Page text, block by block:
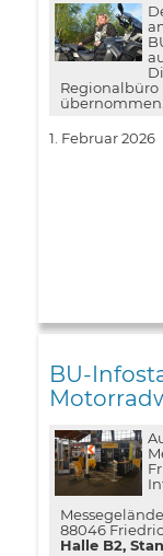
Regionalbüro
übernommen.
1. Februar 2026
BU-
88046
Halle B2,